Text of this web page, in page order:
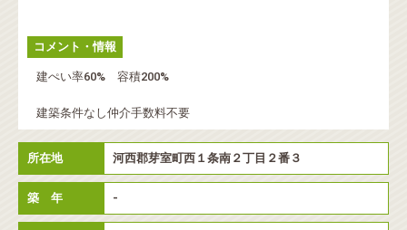
◉フリーワード検索
コメント・情報
建ぺい率60% 容積200%
建築条件なし仲介手数料不要
所在地 河西郡芽室町西１条南２丁目２番３
築 年 -